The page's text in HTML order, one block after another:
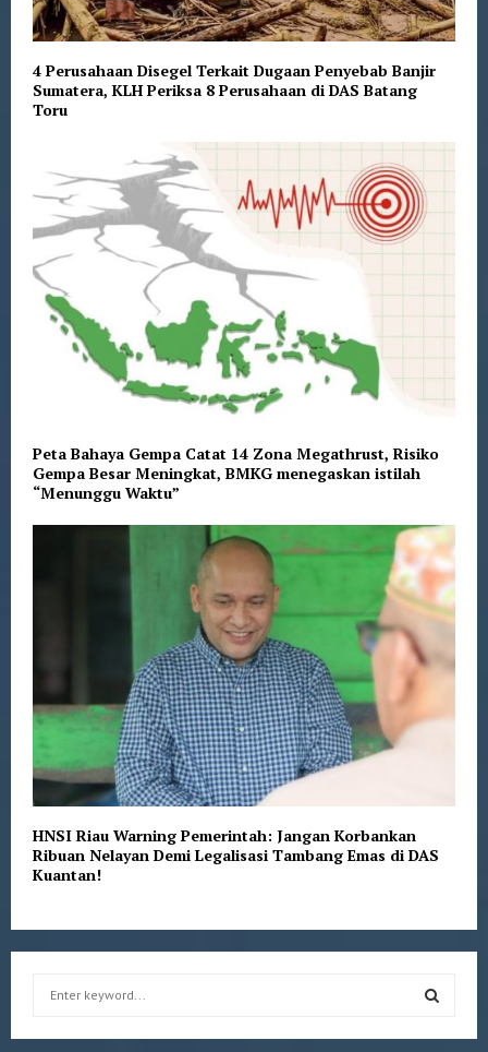
4 Perusahaan Disegel Terkait Dugaan Penyebab Banjir
Sumatera, KLH Periksa 8 Perusahaan di DAS Batang
Toru
Peta Bahaya Gempa Catat 14 Zona Megathrust, Risiko
Gempa Besar Meningkat, BMKG menegaskan istilah
“Menunggu Waktu”
HNSI Riau Warning Pemerintah: Jangan Korbankan
Ribuan Nelayan Demi Legalisasi Tambang Emas di DAS
Kuantan!
S